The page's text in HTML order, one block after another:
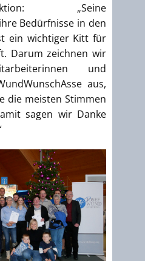
Aktion: „Seine
Bedürfnisse in den
ein wichtiger Kitt für
Darum zeichnen wir
und
aus,
die meisten Stimmen
sagen wir Danke